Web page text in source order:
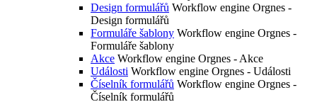
Design formulářů Workflow engine Orgnes -
Design formulářů
Formuláře šablony Workflow engine Orgnes -
Formuláře šablony
Akce Workflow engine Orgnes - Akce
Události Workflow engine Orgnes - Události
Číselník formulářů Workflow engine Orgnes -
Číselník formulářů